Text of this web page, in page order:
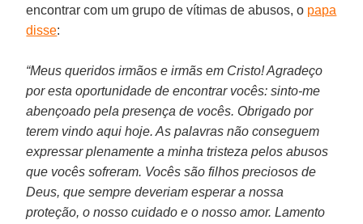
encontrar com um grupo de vítimas de abusos, o papa
disse:
“Meus queridos irmãos e irmãs em Cristo! Agradeço
por esta oportunidade de encontrar vocês: sinto-me
abençoado pela presença de vocês. Obrigado por
terem vindo aqui hoje. As palavras não conseguem
expressar plenamente a minha tristeza pelos abusos
que vocês sofreram. Vocês são filhos preciosos de
Deus, que sempre deveriam esperar a nossa
proteção, o nosso cuidado e o nosso amor. Lamento